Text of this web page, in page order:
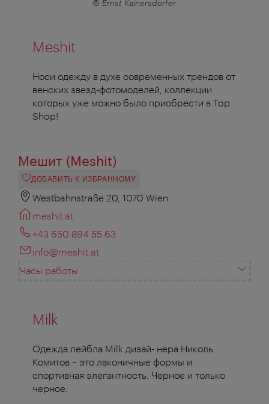
© Ernst Kainersdorfer
Meshit
Носи одежду в духе современных трендов от
венских звезд-фотомоделей, коллекции
которых уже можно было приобрести в Top
Shop!
Мешит (Meshit)
ДОБАВИТЬ К ИЗБРАННОМУ
Westbahnstraße 20, 1070 Wien
meshit.at
+43 650 894 55 63
info@meshit.at
Часы работы
Milk
Одежда лейбла Milk дизай- нера Николь
Комитов – это лаконичные формы и
спортивная элегантность. Черное и только
черное.